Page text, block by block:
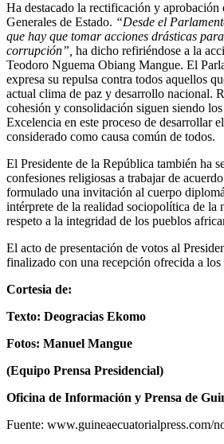
Ha destacado la rectificación y aprobación
Generales de Estado. “Desde el
que hay que tomar acciones drásticas
corrupción”, ha dicho refiriéndose a la
Teodoro Nguema Obiang Mangue. El
expresa su repulsa contra todos aquellos
actual clima de paz y desarrollo nacional.
cohesión y consolidación siguen siendo
Excelencia en este proceso de desarrollar
considerado como causa común de todos.
El Presidente de la República también ha
confesiones religiosas a trabajar de
formulado una invitación al cuerpo
intérprete de la realidad sociopolítica de la
respeto a la integridad de los pueblos
El acto de presentación de votos al
finalizado con una recepción ofrecida a los
Cortesia de:
Texto: Deogracias Ekomo
Fotos: Manuel Mangue
(Equipo Prensa Presidencial)
Oficina de Información y Prensa de
Fuente: www.guineaecuatorialpress.com/